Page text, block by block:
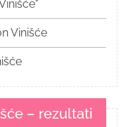
Vinišće
– rezultati